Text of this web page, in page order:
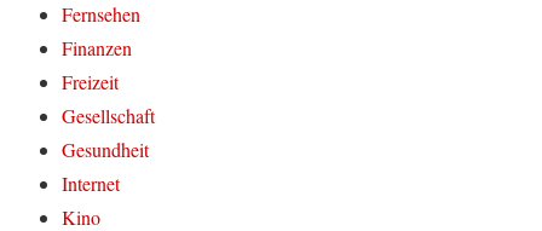
Fernsehen
Finanzen
Freizeit
Gesellschaft
Gesundheit
Internet
Kino